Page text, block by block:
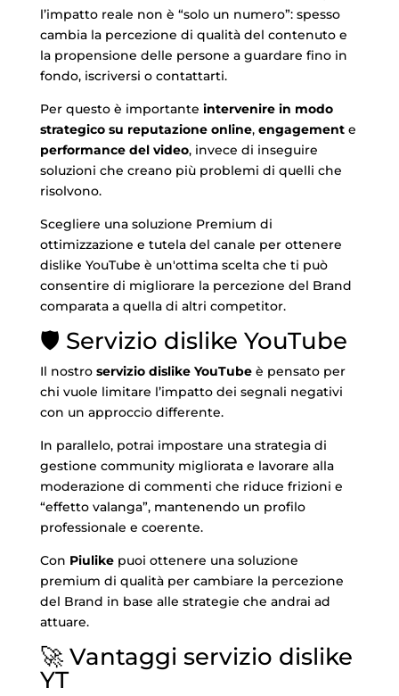
l’impatto reale non è “solo un numero”: spesso
cambia la percezione di qualità del contenuto e
la propensione delle persone a guardare fino in
fondo, iscriversi o contattarti.
Per questo è importante intervenire in modo
strategico su reputazione online, engagemente
performance del video, invece di inseguire
soluzioni che creano più problemi di quelli che
risolvono.
Scegliere una soluzione Premium di
ottimizzazione e tutela del canale per ottenere
dislike YouTube è un'ottima scelta che ti può
consentire di migliorare la percezione del Brand
comparata a quella di altri competitor.
🛡️ Servizio dislike YouTube
Il nostro servizio dislike YouTubeè pensato per
chi vuole limitare l’impatto dei segnali negativi
con un approccio differente.
In parallelo, potrai impostare una strategia di
gestione community migliorata e lavorare alla
moderazione di commenti che riduce frizioni e
“effetto valanga”, mantenendo un profilo
professionale e coerente.
Con Piulikepuoi ottenere una soluzione
premium di qualità per cambiare la percezione
del Brand in base alle strategie che andrai ad
attuare.
🚀 Vantaggi servizio dislike
YT